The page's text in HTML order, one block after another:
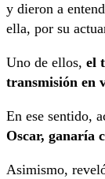
y dieron a
ella, por su
Uno de ellos, el
transmisión en
En ese sentido,
Oscar, ganaría
Asimismo,